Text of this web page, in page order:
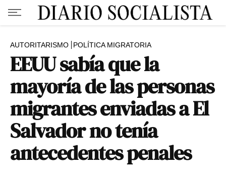
AUTORITARISMO POLÍTICA MIGRATORIA
EEUU sabía que la
mayoría de las personas
migrantes enviadas a El
Salvador no tenía
antecedentes penales